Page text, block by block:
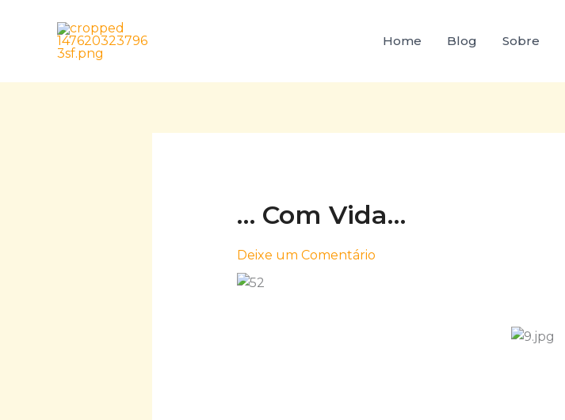
Home Blog Sobre
… Com Vida…
Deixe um Comentário